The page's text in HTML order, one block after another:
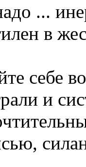
...
в
себе
и